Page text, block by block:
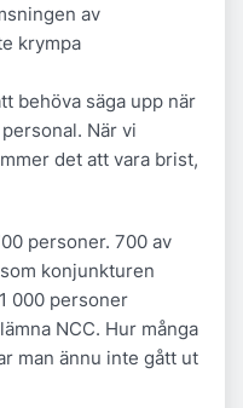
av
krympa
behöva säga upp när
När vi
det att vara brist,
personer. 700 av
konjunkturen
000 personer
NCC. Hur många
man ännu inte gått ut